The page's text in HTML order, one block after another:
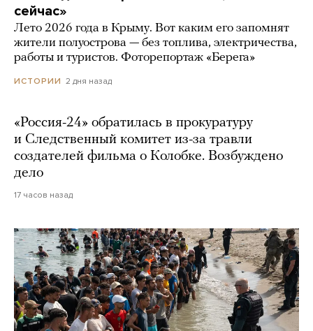
сейчас»
Лето 2026 года в Крыму. Вот каким его запомнят
жители полуострова — без топлива, электричества,
работы и туристов. Фоторепортаж «Берега»
ИСТОРИИ 2 дня назад
«Россия-24» обратилась в прокуратуру
и Следственный комитет из-за травли
создателей фильма о Колобке. Возбуждено
дело
17 часов назад